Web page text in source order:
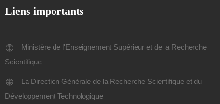
Liens importants
Ministère de l'Enseignement Supérieur et de la Recherche
Scientifique
La Direction Générale de la Recherche Scientifique et du
Développement Technologique